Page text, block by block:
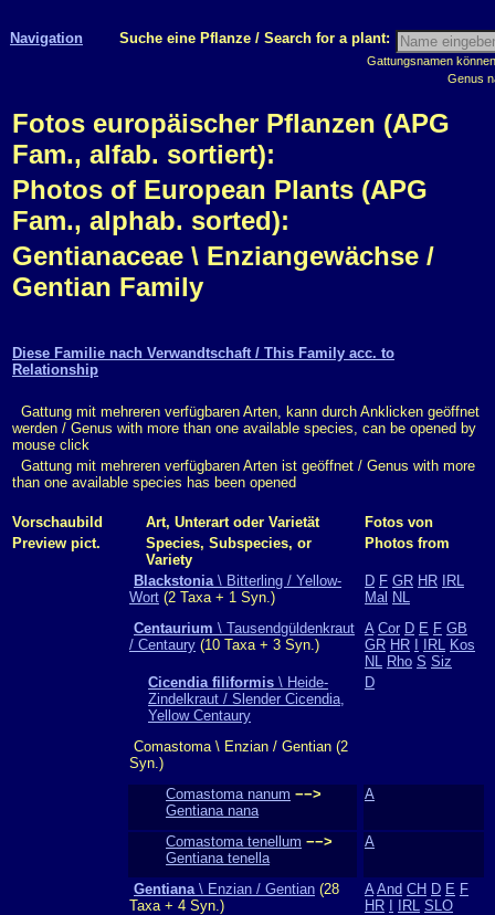
Navigation Suche eine Pflanze / Search for a plant:
Gattungsnamen
Genus
Fotos europäischer Pflanzen (APG
Fam., alfab. sortiert):
Photos of European Plants (APG
Fam., alphab. sorted):
Gentianaceae \ Enziangewächse /
Gentian Family
Diese Familie nach Verwandtschaft / This Family acc. to
Relationship
Gattung mit mehreren verfügbaren Arten, kann durch Anklicken geöffnet
werden / Genus with more than one available species, can be opened by
mouse click
Gattung mit mehreren verfügbaren Arten ist geöffnet / Genus with more
than one available species has been opened
Vorschaubild Art, Unterart oder Varietät
Fotos von
Preview pict.
Species, Subspecies, or
Variety
Photos from
Blackstonia\ Bitterling / Yellow-
Wort (2 Taxa + 1 Syn.)
D F GR HR
IRL
Mal NL
Centaurium \ Tausendgüldenkraut
/ Centaury (10 Taxa + 3 Syn.)
A Cor D E F GB
GR HR IRL Kos
NL Rho S Siz
Cicendia filiformis \ Heide-
Zindelkraut / Slender Cicendia,
Yellow Centaury
D
Comastoma \ Enzian / Gentian (2
Syn.)
Comastoma nanum −−>
Gentiana nana
A
Comastoma tenellum −−>
Gentiana tenella
A
Gentiana\ Enzian / Gentian (28
Taxa + 4 Syn.)
A And CH D E F
HR
IRL SLO